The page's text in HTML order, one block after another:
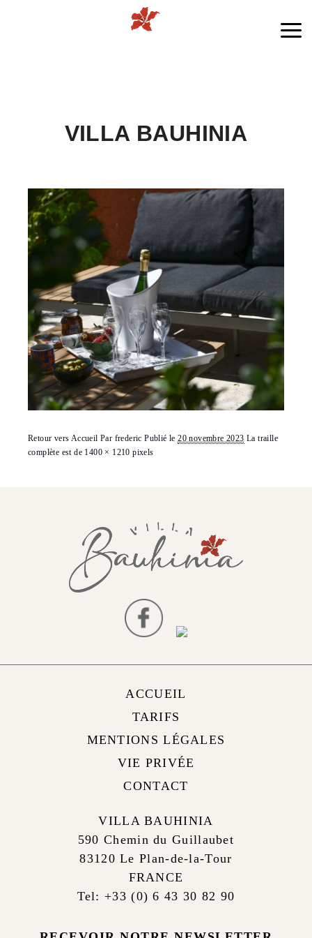
VILLA BAUHINIA
Retour vers Accueil Par frederic Publié le20 novembre 2023 La traille
complète est de 1400 × 1210 pixels
ACCUEIL
TARIFS
MENTIONS LÉGALES
VIE PRIVÉE
CONTACT
VILLA BAUHINIA
590 Chemin du Guillaubet
83120 Le Plan-de-la-Tour
FRANCE
Tel: +33 (0) 6 43 30 82 90